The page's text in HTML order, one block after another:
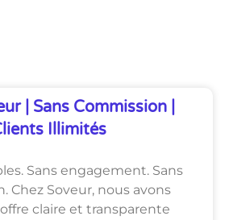
| Sans Commission |
Illimités
Sans engagement. Sans
Chez Soveur, nous avons
claire et transparente